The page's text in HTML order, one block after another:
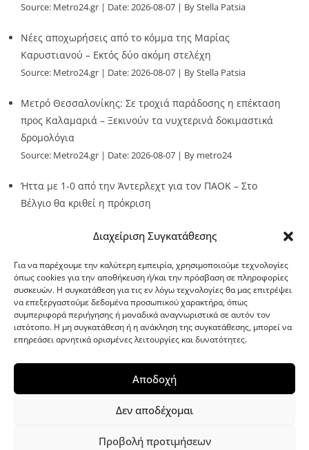
Διαχείριση Συγκατάθεσης
Για να παρέχουμε την καλύτερη εμπειρία, χρησιμοποιούμε τεχνολογίες
όπως cookies για την αποθήκευση ή/και την πρόσβαση σε πληροφορίες
συσκευών. Η συγκατάθεση για τις εν λόγω τεχνολογίες θα μας επιτρέψει
να επεξεργαστούμε δεδομένα προσωπικού χαρακτήρα, όπως
συμπεριφορά περιήγησης ή μοναδικά αναγνωριστικά σε αυτόν τον
ιστότοπο. Η μη συγκατάθεση ή η ανάκληση της συγκατάθεσης, μπορεί να
επηρεάσει αρνητικά ορισμένες λειτουργίες και δυνατότητες.
Αποδοχή
Δεν αποδέχομαι
Προβολή προτιμήσεων
Source: Metro24.gr Date: 2026-08-07 By Stella Patsia
Νέες αποχωρήσεις από το κόμμα της Μαρίας
Καρυστιανού – Εκτός δύο ακόμη στελέχη
Source: Metro24.gr Date: 2026-08-07 By Stella Patsia
Μετρό Θεσσαλονίκης: Σε τροχιά παράδοσης η επέκταση
προς Καλαμαριά – Ξεκινούν τα νυχτερινά δοκιμαστικά
δρομολόγια
Source: Metro24.gr Date: 2026-08-07 By metro24
Ήττα με 1-0 από την Άντερλεχτ για τον ΠΑΟΚ – Στο
Βέλγιο θα κριθεί η πρόκριση
G-point.gr